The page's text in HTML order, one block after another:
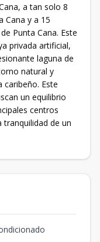
a tan solo 8
Cana y a 15
Punta Cana. Este
privada artificial,
laguna de
natural y
caribeño. Este
un equilibrio
centros
de un